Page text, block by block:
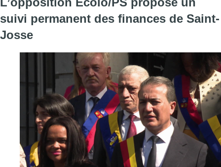
suivi permanent des finances de Saint-
Josse